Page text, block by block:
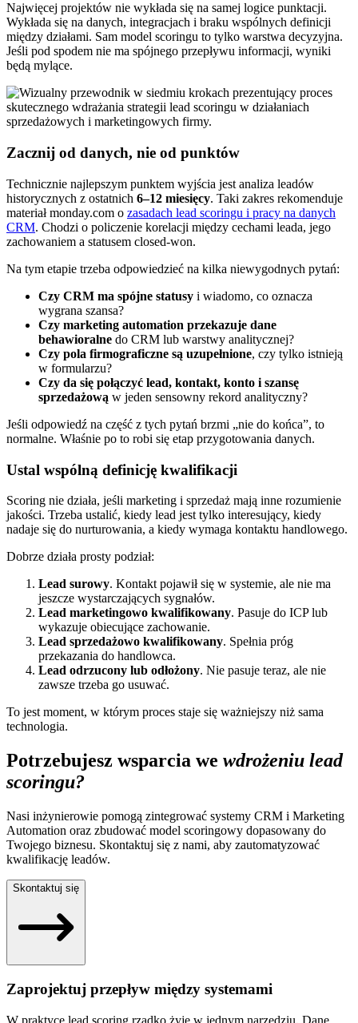
Najwięcej projektów nie wykłada się na samej logice punktacji.
Wykłada się na danych, integracjach i braku wspólnych definicji
między działami. Sam model scoringu to tylko warstwa decyzyjna.
Jeśli pod spodem nie ma spójnego przepływu informacji, wyniki
będą mylące.
Zacznij od danych, nie od punktów
Technicznie najlepszym punktem wyjścia jest analiza leadów
historycznych z ostatnich 6–12 miesięcy. Taki zakres rekomenduje
materiał monday.com o zasadach lead scoringu i pracy na danych
CRM. Chodzi o policzenie korelacji między cechami leada, jego
zachowaniem a statusem closed-won.
Na tym etapie trzeba odpowiedzieć na kilka niewygodnych pytań:
Czy CRM ma spójne statusy i wiadomo, co oznacza
wygrana szansa?
Czy marketing automation przekazuje dane
behawioralne do CRM lub warstwy analitycznej?
Czy pola firmograficzne są uzupełnione, czy tylko istnieją
w formularzu?
Czy da się połączyć lead, kontakt, konto i szansę
sprzedażową w jeden sensowny rekord analityczny?
Jeśli odpowiedź na część z tych pytań brzmi „nie do końca”, to
normalne. Właśnie po to robi się etap przygotowania danych.
Ustal wspólną definicję kwalifikacji
Scoring nie działa, jeśli marketing i sprzedaż mają inne rozumienie
jakości. Trzeba ustalić, kiedy lead jest tylko interesujący, kiedy
nadaje się do nurturowania, a kiedy wymaga kontaktu handlowego.
Dobrze działa prosty podział:
Lead surowy. Kontakt pojawił się w systemie, ale nie ma
jeszcze wystarczających sygnałów.
Lead marketingowo kwalifikowany. Pasuje do ICP lub
wykazuje obiecujące zachowanie.
Lead sprzedażowo kwalifikowany. Spełnia próg
przekazania do handlowca.
Lead odrzucony lub odłożony. Nie pasuje teraz, ale nie
zawsze trzeba go usuwać.
To jest moment, w którym proces staje się ważniejszy niż sama
technologia.
Potrzebujesz wsparcia we wdrożeniu lead
scoringu?
Nasi inżynierowie pomogą zintegrować systemy CRM i Marketing
Automation oraz zbudować model scoringowy dopasowany do
Twojego biznesu. Skontaktuj się z nami, aby zautomatyzować
kwalifikację leadów.
Skontaktuj się
Zaprojektuj przepływ między systemami
W praktyce lead scoring rzadko żyje w jednym narzędziu. Dane